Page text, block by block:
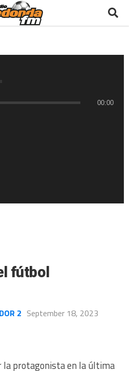
00:00
fútbol
2 September 18, 2023
la protagonista en la última